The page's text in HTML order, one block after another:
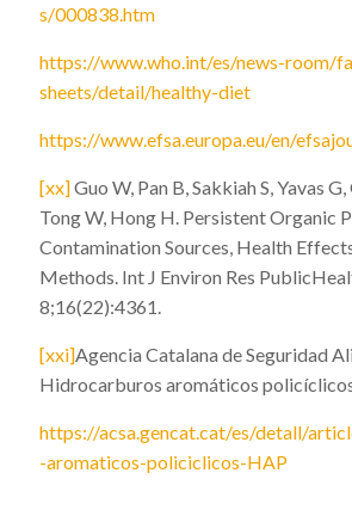
s/000838.htm
https://www.who.int/es/news-room/
sheets/detail/healthy-diet
https://www.efsa.europa.eu/en/
[xx]Guo W, Pan B, Sakkiah S, Yavas
Tong W, Hong H. Persistent Organic
Contamination Sources, Health
Methods. Int J Environ Res
8;16(22):4361.
[xxi]Agencia Catalana de Seguridad
Hidrocarburos aromáticos
https://acsa.gencat.cat/es/detall/
-aromaticos-policiclicos-HAP